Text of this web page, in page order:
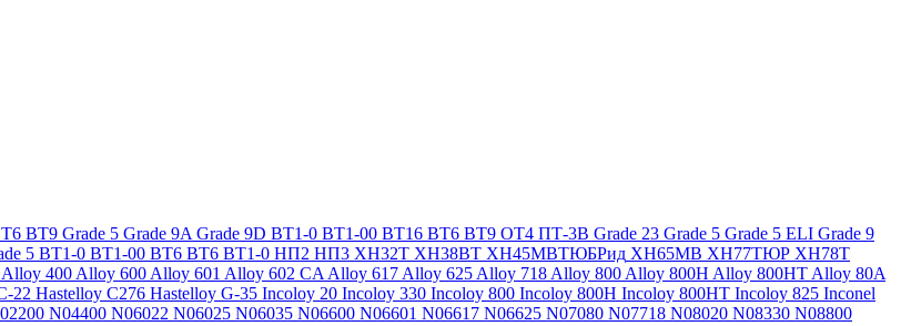
ВТ9 Grade 5 Grade 9A Grade 9D ВТ1-0 ВТ1-00 ВТ16 ВТ6 ВТ9 ОТ4 ПТ-3В Grade 23 Grade 5 Grade 5 ELI Grade 9
5 ВТ1-0 ВТ1-00 ВТ6 ВТ6 ВТ1-0 НП2 НП3 ХН32Т ХН38ВТ ХН45МВТЮБРид ХН65МВ ХН77ТЮР ХН78Т
Alloy 400 Alloy 600 Alloy 601 Alloy 602 CA Alloy 617 Alloy 625 Alloy 718 Alloy 800 Alloy 800H Alloy 800HT Alloy 80A
22 Hastelloy C276 Hastelloy G-35 Incoloy 20 Incoloy 330 Incoloy 800 Incoloy 800H Incoloy 800HT Incoloy 825 Inconel
N04400 N06022 N06025 N06035 N06600 N06601 N06617 N06625 N07080 N07718 N08020 N08330 N08800